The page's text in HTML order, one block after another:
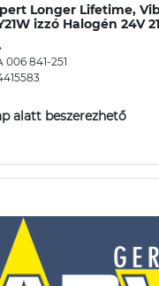
Longer Lifetime,
izzó Halogén 24V
006 841-251
alatt beszerezhető